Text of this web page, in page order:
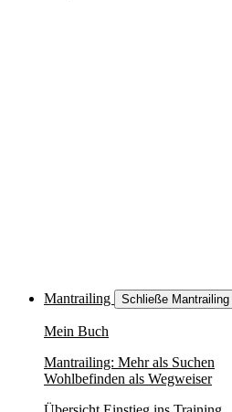
Mantrailing Schließe Mantrailing
Mein Buch
Mantrailing: Mehr als Suchen
Wohlbefinden als Wegweiser